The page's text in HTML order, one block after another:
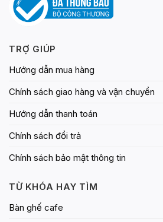
TRỢ GIÚP
Hướng dẫn mua hàng
Chính sách giao hàng và vận chuyển
Hướng dẫn thanh toán
Chính sách đổi trả
Chính sách bảo mật thông tin
TỪ KHÓA HAY TÌM
Bàn ghế cafe